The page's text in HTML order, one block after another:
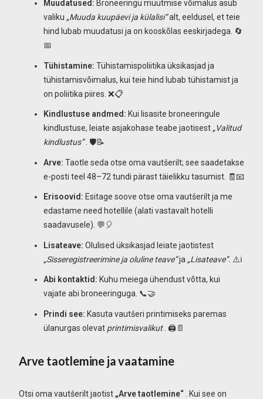
Muudatused: Broneeringu muutmise võimalus asub
valiku „Muuda kuupäevi ja külalisi“alt, eeldusel, et teie
hind lubab muudatusi ja on kooskõlas eeskirjadega. 🔄
📅
Tühistamine: Tühistamispoliitika üksikasjad ja
tühistamisvõimalus, kui teie hind lubab tühistamist ja
on poliitika piires. ❌📋
Kindlustuse andmed: Kui lisasite broneeringule
kindlustuse, leiate asjakohase teabe jaotisest „Valitud
kindlustus”. 🛡️📝
Arve: Taotle seda otse oma vautšerilt; see saadetakse
e-posti teel 48–72 tundi pärast täielikku tasumist. 🧾📧
Erisoovid: Esitage soove otse oma vautšerilt ja me
edastame need hotellile (alati vastavalt hotelli
saadavusele). 💬🎈
Lisateave: Olulised üksikasjad leiate jaotistest
„Sisseregistreerimine ja oluline teave”ja „Lisateave”. ⚠️ℹ️
Abi kontaktid: Kuhu meiega ühendust võtta, kui
vajate abi broneeringuga. 📞🤝
Prindi see: Kasuta vautšeri printimiseks paremas
ülanurgas olevat printimisvalikut. 🖨️📄
Arve taotlemine ja vaatamine
Otsi oma vautšerilt jaotist „Arve taotlemine“ . Kui see on